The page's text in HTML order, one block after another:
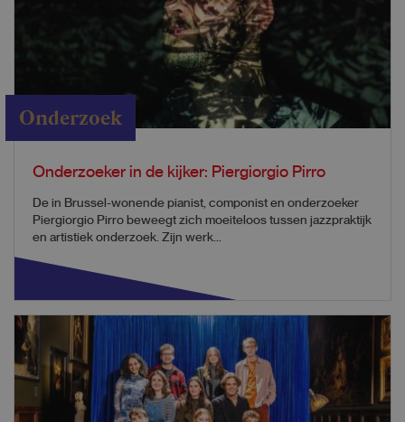
Onderzoek
Onderzoeker in de kijker: Piergiorgio Pirro
De in Brussel-wonende pianist, componist en onderzoeker
Piergiorgio Pirro beweegt zich moeiteloos tussen jazzpraktijk
en artistiek onderzoek. Zijn werk...